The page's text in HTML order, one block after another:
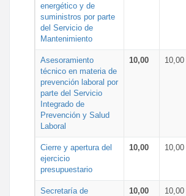
energético y de
suministros por parte
del Servicio de
Mantenimiento
Asesoramiento
técnico en materia de
prevención laboral por
parte del Servicio
Integrado de
Prevención y Salud
Laboral
10,00 10,00
Cierre y apertura del
ejercicio
presupuestario
10,00 10,00
Secretaría de
10,00 10,00